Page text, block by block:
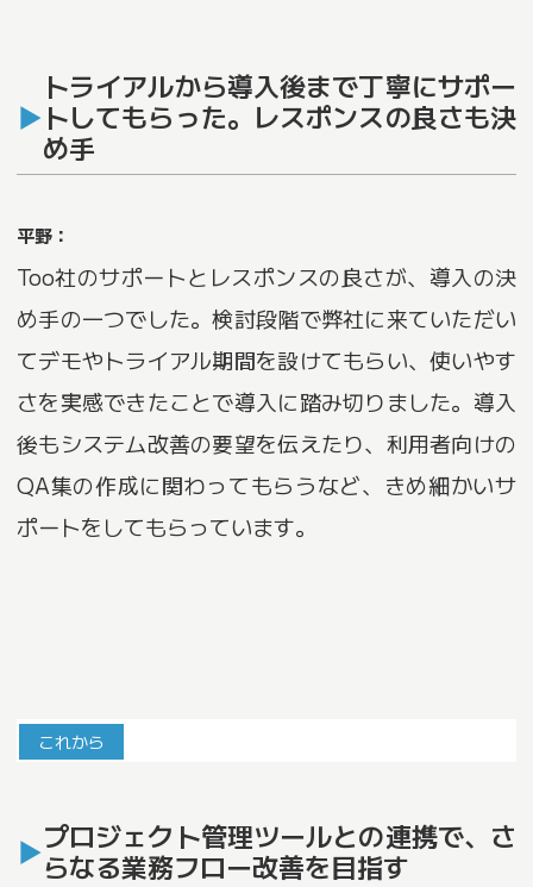
トライアルから導入後まで丁寧にサポー
トしてもらった。レスポンスの良さも決
め手
平野：
Too社のサポートとレスポンスの良さが、導入の決
め手の一つでした。検討段階で弊社に来ていただい
てデモやトライアル期間を設けてもらい、使いやす
さを実感できたことで導入に踏み切りました。導入
後もシステム改善の要望を伝えたり、利用者向けの
QA集の作成に関わってもらうなど、きめ細かいサ
ポートをしてもらっています。
これから
プロジェクト管理ツールとの連携で、さ
らなる業務フロー改善を目指す